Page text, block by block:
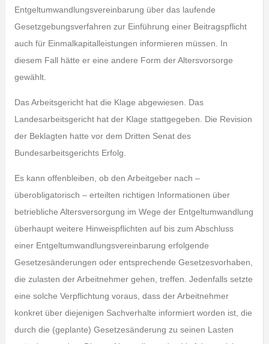
Entgeltumwandlungsvereinbarung über das laufende
Gesetzgebungsverfahren zur Einführung einer Beitragspflicht
auch für Einmalkapitalleistungen informieren müssen. In
diesem Fall hätte er eine andere Form der Altersvorsorge
gewählt.
Das Arbeitsgericht hat die Klage abgewiesen. Das
Landesarbeitsgericht hat der Klage stattgegeben. Die Revision
der Beklagten hatte vor dem Dritten Senat des
Bundesarbeitsgerichts Erfolg.
Es kann offenbleiben, ob den Arbeitgeber nach –
überobligatorisch – erteilten richtigen Informationen über
betriebliche Altersversorgung im Wege der Entgeltumwandlung
überhaupt weitere Hinweispflichten auf bis zum Abschluss
einer Entgeltumwandlungsvereinbarung erfolgende
Gesetzesänderungen oder entsprechende Gesetzesvorhaben,
die zulasten der Arbeitnehmer gehen, treffen. Jedenfalls setzte
eine solche Verpflichtung voraus, dass der Arbeitnehmer
konkret über diejenigen Sachverhalte informiert worden ist, die
durch die (geplante) Gesetzesänderung zu seinen Lasten